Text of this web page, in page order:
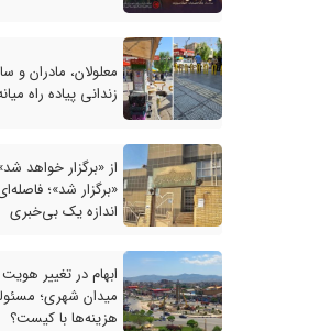
معلولان، مادران و
زندانی پیاده راه
از «برگزار خواهد
«برگزار شد»؛
اندازه یک بی‌خبری
ابهام در تغییر
میدان شهری؛
هزینه‌ها با کیست؟